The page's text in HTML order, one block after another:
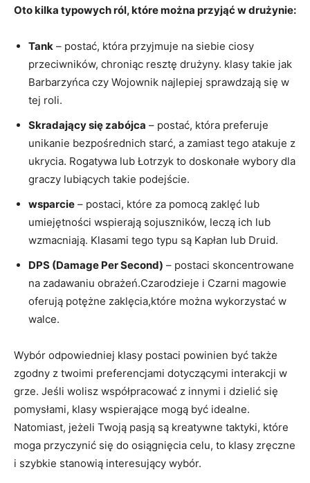
Oto kilka typowych ról, które można przyjąć w drużynie:
Tank – postać, która przyjmuje na siebie ciosy
przeciwników, chroniąc resztę drużyny. klasy takie jak
Barbarzyńca czy Wojownik najlepiej sprawdzają się w
tej roli.
Skradający się zabójca – postać, która preferuje
unikanie bezpośrednich starć, a zamiast tego atakuje z
ukrycia. Rogatywa lub Łotrzyk to doskonałe wybory dla
graczy lubiących takie podejście.
wsparcie – postaci, które za pomocą zaklęć lub
umiejętności wspierają sojuszników, leczą ich lub
wzmacniają. Klasami tego typu są Kapłan lub Druid.
DPS (Damage Per Second) – postaci skoncentrowane
na zadawaniu obrażeń.Czarodzieje i Czarni magowie
oferują potężne zaklęcia,które można wykorzystać w
walce.
Wybór odpowiedniej klasy postaci powinien być także
zgodny z twoimi preferencjami dotyczącymi interakcji w
grze. Jeśli wolisz współpracować z innymi i dzielić się
pomysłami, klasy wspierające mogą być idealne.
Natomiast, jeżeli Twoją pasją są kreatywne taktyki, które
moga przyczynić się do osiągnięcia celu, to klasy zręczne
i szybkie stanowią interesujący wybór.